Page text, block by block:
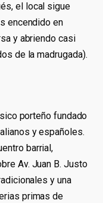
el local sigue
encendido en
y abriendo casi
de la madrugada).
porteño fundado
y españoles.
barrial,
Av. Juan B. Justo
y una
primas de